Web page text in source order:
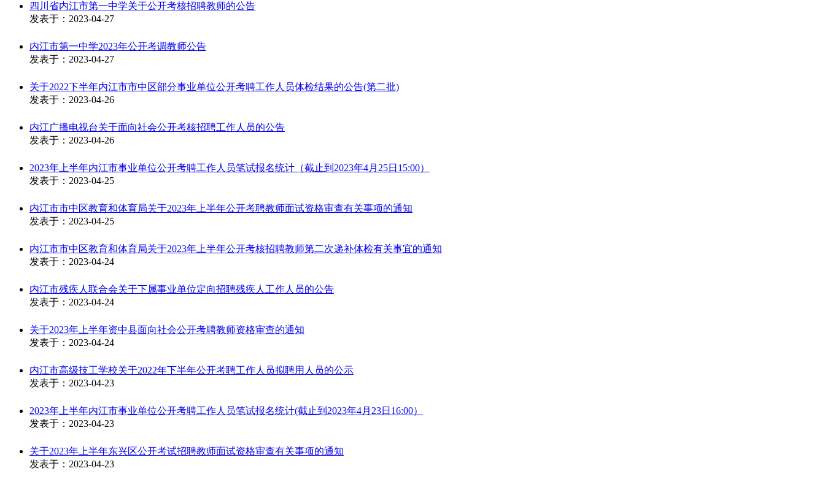
四川省内江市第一中学关于公开考核招聘教师的公告
发表于： 2023-04-27
内江市第一中学2023年公开考调教师公告
发表于： 2023-04-27
关于2022下半年内江市市中区部分事业单位公开考聘工作人员体检结果的公告(第二批)
发表于： 2023-04-26
内江广播电视台关于面向社会公开考核招聘工作人员的公告
发表于： 2023-04-26
2023年上半年内江市事业单位公开考聘工作人员笔试报名统计（截止到2023年4月25日15:00）
发表于： 2023-04-25
内江市市中区教育和体育局关于2023年上半年公开考聘教师面试资格审查有关事项的通知
发表于： 2023-04-25
内江市市中区教育和体育局关于2023年上半年公开考核招聘教师第二次递补体检有关事宜的通知
发表于： 2023-04-24
内江市残疾人联合会关于下属事业单位定向招聘残疾人工作人员的公告
发表于： 2023-04-24
关于2023年上半年资中县面向社会公开考聘教师资格审查的通知
发表于： 2023-04-24
内江市高级技工学校关于2022年下半年公开考聘工作人员拟聘用人员的公示
发表于： 2023-04-23
2023年上半年内江市事业单位公开考聘工作人员笔试报名统计(截止到2023年4月23日16:00）
发表于： 2023-04-23
关于2023年上半年东兴区公开考试招聘教师面试资格审查有关事项的通知
发表于： 2023-04-23